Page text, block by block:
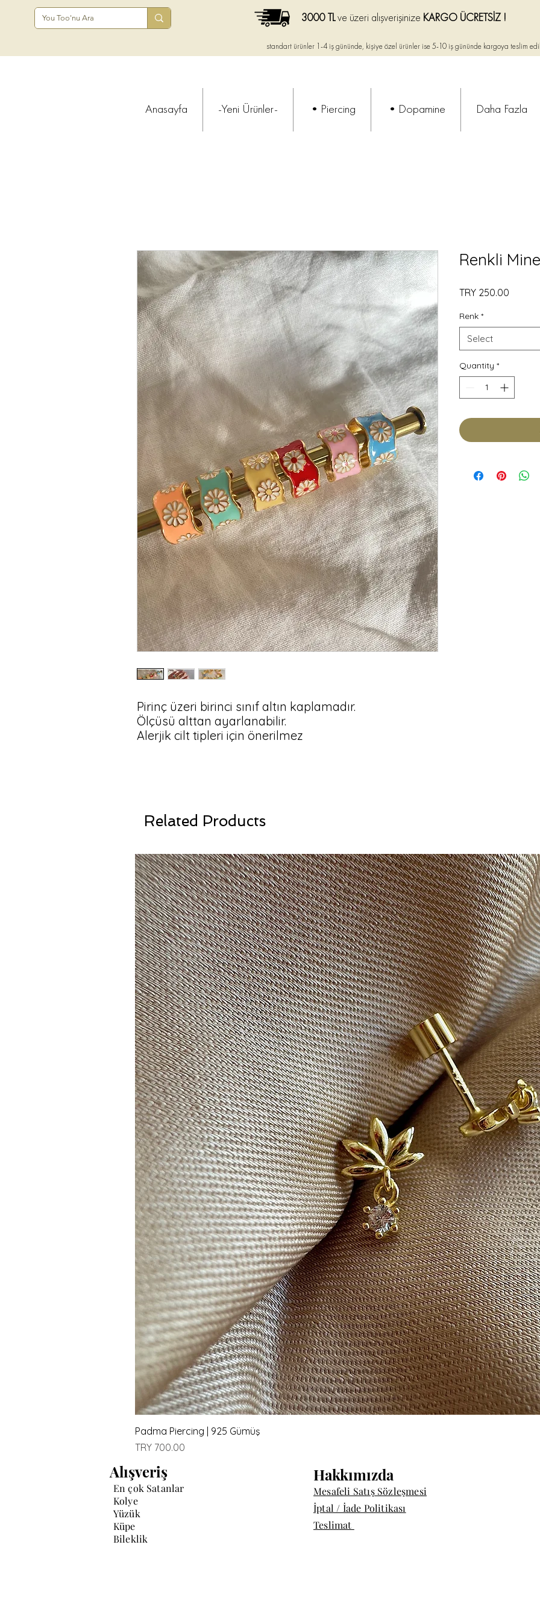
standart ürünler 1-4 iş gününde, kişiye özel ürünler ise 5-10 iş gününde kargoya teslim
3000 TLve üzeri alışverişinize KARGO ÜCRETSİZ !
Anasayfa -Yeni Ürünler- •Piercing •Dopamine Daha Fazla
Pirinç üzeri birinci sınıf altın kaplamadır.
Ölçüsü alttan ayarlanabilir.
Alerjik cilt tipleri için önerilmez
Renkli
TRY 250.00
Renk *
Select
Quantity *
Related Products
Padma Piercing | 925 Gümüş
Price
TRY 700.00
Alışveriş
En çok Satanlar
Kolye
Yüzük
Küpe
Bileklik
Hakkımızda
Mesafeli Satış Sözleşmesi
İptal / İade Politikası
Teslimat